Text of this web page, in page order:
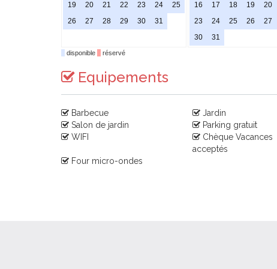
19
20 21 22 23 24
25
26
27 28 29 30 31
16
17 18 19 20
23
24 25 26 27
30
31
disponible réservé
Equipements
Barbecue Jardin
Salon de jardin
Parking gratuit
WIFI
Chèque Vacances
acceptés
Four micro-ondes